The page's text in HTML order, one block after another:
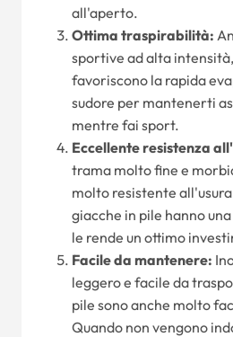
all'aperto.
Ottima traspirabilità:
sportive ad alta
favoriscono la rapida
sudore per mantenerti
mentre fai sport.
Eccellente resistenza
trama molto fine e
molto resistente
giacche in pile hanno
le rende un ottimo
Facile da mantenere:
leggero e facile da
pile sono anche molto
Quando non vengono